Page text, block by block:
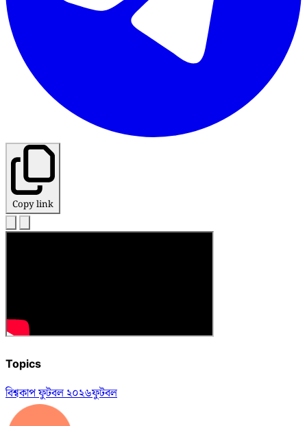
Copy link
Topics
বিশ্বকাপ ফুটবল ২০২৬ফুটবল